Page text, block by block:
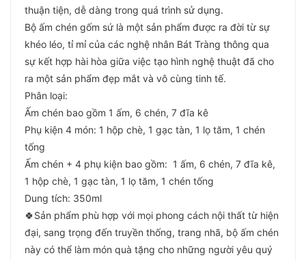
thuận tiện, dễ dàng trong quá trình sử dụng.
Bộ ấm chén gốm sứ là một sản phẩm được ra đời từ sự
khéo léo, tỉ mỉ của các nghệ nhân Bát Tràng thông qua
sự kết hợp hài hòa giữa việc tạo hình nghệ thuật đã cho
ra một sản phẩm đẹp mắt và vô cùng tinh tế.
Phân loại:
Ấm chén bao gồm 1 ấm, 6 chén, 7 đĩa kê
Phụ kiện 4 món: 1 hộp chè, 1 gạc tàn, 1 lọ tăm, 1 chén
tống
Ấm chén + 4 phụ kiện bao gồm: 1 ấm, 6 chén, 7 đĩa kê,
1 hộp chè, 1 gạc tàn, 1 lọ tăm, 1 chén tống
Dung tích: 350ml
🍀Sản phẩm phù hợp với mọi phong cách nội thất từ hiện
đại, sang trọng đến truyền thống, trang nhã, bộ ấm chén
này có thể làm món quà tặng cho những người yêu quý